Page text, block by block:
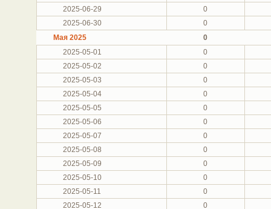
2025-06-29
0
2025-06-30
0
Мая 2025
0
2025-05-01
0
2025-05-02
0
2025-05-03
0
2025-05-04
0
2025-05-05
0
2025-05-06
0
2025-05-07
0
2025-05-08
0
2025-05-09
0
2025-05-10
0
2025-05-11
0
2025-05-12
0